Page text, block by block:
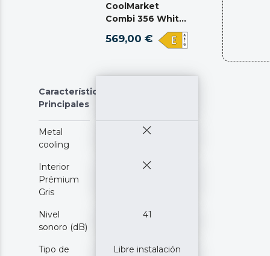
CoolMarket
Combi 356 White
569,00 €
Características
Principales
Metal
cooling
Interior
Prémium
Gris
Nivel
sonoro (dB)
41
Tipo de
Libre instalación